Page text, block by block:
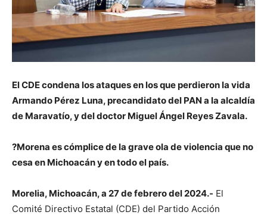
El CDE condena los ataques en los que perdieron la vida
Armando Pérez Luna, precandidato del PAN a la alcaldía
de Maravatío, y del doctor Miguel Ángel Reyes Zavala.
?Morena es cómplice de la grave ola de violencia que no
cesa en Michoacán y en todo el país.
Morelia, Michoacán, a 27 de febrero del 2024.- El
Comité Directivo Estatal (CDE) del Partido Acción